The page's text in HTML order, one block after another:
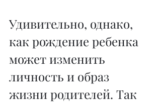
Удивительно, однако,
как рождение ребенка
может изменить
личность и образ
жизни родителей. Так